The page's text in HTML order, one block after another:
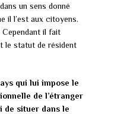
un sens donné
il l’est aux citoyens.
Cependant il fait
le statut de résident
qui lui impose le
de l’étranger
de situer dans le